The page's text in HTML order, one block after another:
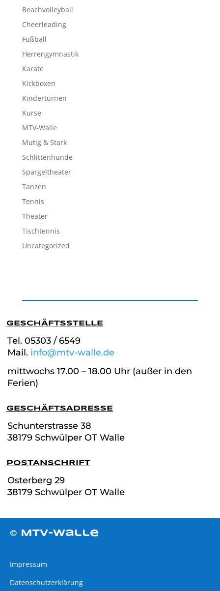
Beachvolleyball
Cheerleading
Fußball
Herrengymnastik
Karate
Kickboxen
Kinderturnen
Kurse
MTV-Walle
Mutig & Stark
Schlittenhunde
Spargeltheater
Tanzen
Tennis
Theater
Tischtennis
Uncategorized
GESCHÄFTSSTELLE
Tel. 05303 / 6549
Mail. info@mtv-walle.de
mittwochs 17.00 – 18.00 Uhr (außer in den
Ferien)
GESCHÄFTSADRESSE
Schunterstrasse 38
38179 Schwülper OT Walle
POSTANSCHRIFT
Osterberg 29
38179 Schwülper OT Walle
© MTV-Walle
Impressum
Datenschutzerklärung